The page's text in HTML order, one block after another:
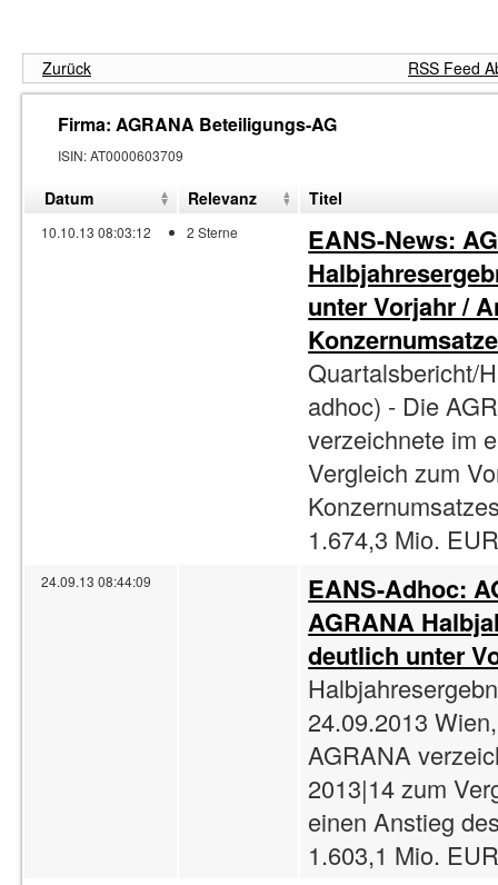
Zurück RSS Feed
Firma: AGRANA Beteiligungs-AG
ISIN:AT0000603709
Datum Relevanz Titel
10.10.13 08:03:12 2 Sterne
EANS-News:
unter Vorjahr /
Quartalsbericht/
adhoc) - Die
verzeichnete im
Vergleich zum
1.674,3 Mio.
24.09.13 08:44:09
EANS-Adhoc:
AGRANA
deutlich unter
24.09.2013
AGRANA
2013|14 zum
einen Anstieg
1.603,1 Mio.